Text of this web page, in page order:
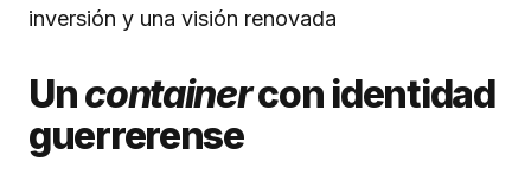
Uncontainercon identidad
guerrerense